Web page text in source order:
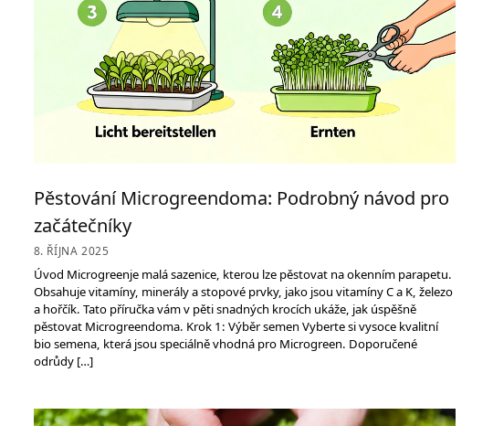
Pěstování Microgreendoma: Podrobný návod pro
začátečníky
8. ŘÍJNA 2025
Úvod Microgreenje malá sazenice, kterou lze pěstovat na okenním parapetu.
Obsahuje vitamíny, minerály a stopové prvky, jako jsou vitamíny C a K, železo
a hořčík. Tato příručka vám v pěti snadných krocích ukáže, jak úspěšně
pěstovat Microgreendoma. Krok 1: Výběr semen Vyberte si vysoce kvalitní
bio semena, která jsou speciálně vhodná pro Microgreen. Doporučené
odrůdy […]